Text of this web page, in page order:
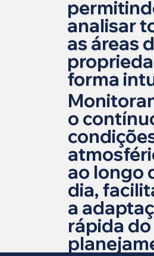
analisar
as áreas
forma
o
ao longo
dia,
a
rápida do